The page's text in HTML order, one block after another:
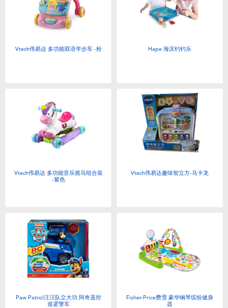
Vtech伟易达 多功能双语学步车 -粉 Hape 海滨钓钓乐
Vtech伟易达 多功能音乐摇马组合装
-紫色
Vtech伟易达趣味智立方-马卡龙
Paw Patrol汪汪队立大功 阿奇遥控
巡逻警车
Fisher-Price费雪 豪华钢琴缤纷健身
器